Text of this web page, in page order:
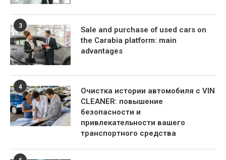
3
Sale and purchase of used cars on
the Carabia platform: main
advantages
4
Очистка истории автомобиля с VIN
CLEANER: повышение
безопасности и
привлекательности вашего
транспортного средства